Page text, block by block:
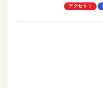
却プレート
アクセサリ